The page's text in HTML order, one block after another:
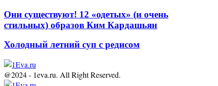
Они существуют! 12 «одетых» (и очень
стильных) образов Ким Кардашьян
Холодный летний суп с редисом
@2024 - 1eva.ru. All Right Reserved.